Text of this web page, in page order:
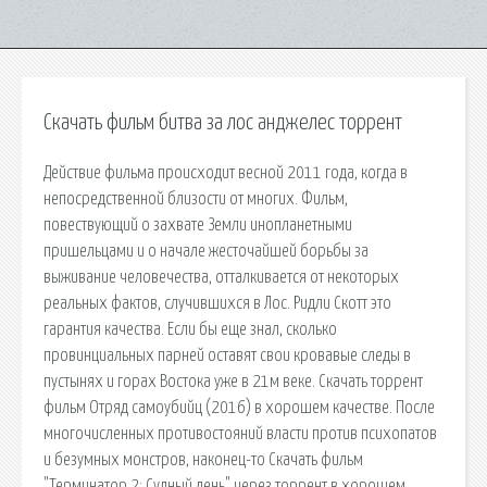
Скачать фильм битва за лос анджелес торрент
Действие фильма происходит весной 2011 года, когда в
непосредственной близости от многих. Фильм,
повествующий о захвате Земли инопланетными
пришельцами и о начале жесточайшей борьбы за
выживание человечества, отталкивается от некоторых
реальных фактов, случившихся в Лос. Ридли Скотт это
гарантия качества. Если бы еще знал, сколько
провинциальных парней оставят свои кровавые следы в
пустынях и горах Востока уже в 21м веке. Скачать торрент
фильм Отряд самоубийц (2016) в хорошем качестве. После
многочисленных противостояний власти против психопатов
и безумных монстров, наконец-то Скачать фильм